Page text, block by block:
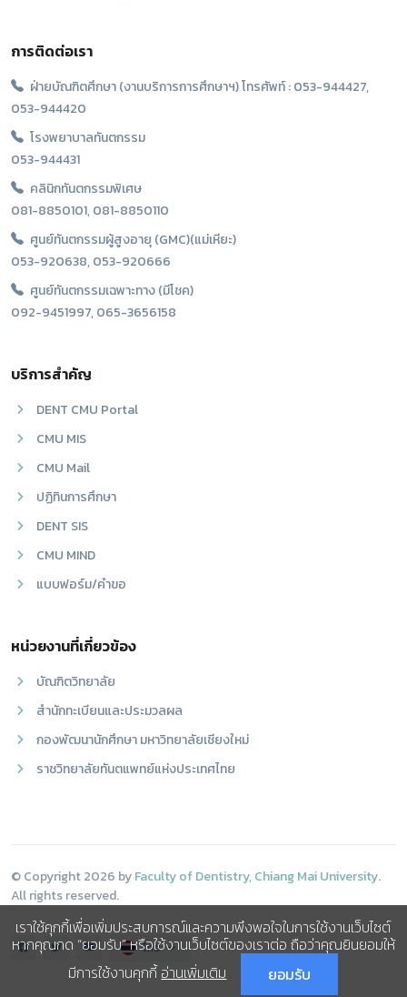
การติดต่อเรา
ฝ่ายบัณฑิตศึกษา (งานบริการการศึกษาฯ) โทรศัพท์ : 053-944427,
053-944420
โรงพยาบาลทันตกรรม
053-944431
คลินิกทันตกรรมพิเศษ
081-8850101, 081-8850110
ศูนย์ทันตกรรมผู้สูงอายุ (GMC)(แม่เหียะ)
053-920638, 053-920666
ศูนย์ทันตกรรมเฉพาะทาง (มีโชค)
092-9451997, 065-3656158
บริการสำคัญ
DENT CMU Portal
CMU MIS
CMU Mail
ปฏิทินการศึกษา
DENT SIS
CMU MIND
แบบฟอร์ม/คำขอ
หน่วยงานที่เกี่ยวข้อง
บัณฑิตวิทยาลัย
สำนักทะเบียนและประมวลผล
กองพัฒนานักศึกษา มหาวิทยาลัยเชียงใหม่
ราชวิทยาลัยทันตแพทย์แห่งประเทศไทย
© Copyright 2026 byFaculty of Dentistry, Chiang Mai University.
All rights reserved.
ไทย
เราใช้คุกกี้เพื่อเพิ่มประสบการณ์และความพึงพอใจในการใช้งานเว็บไซต์
หากคุณกด “ยอมรับ” หรือใช้งานเว็บไซต์ของเราต่อ ถือว่าคุณยินยอมให้
มีการใช้งานคุกกี้อ่านเพิ่มเติม ยอมรับ